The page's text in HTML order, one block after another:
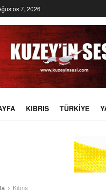
7, 2026
KIBRIS TÜRKIYE
Kıbrıs